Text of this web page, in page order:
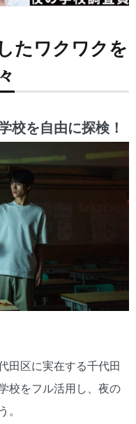
たワクワクを
校を自由に探検！
田区に実在する千代田
校をフル活用し、夜の